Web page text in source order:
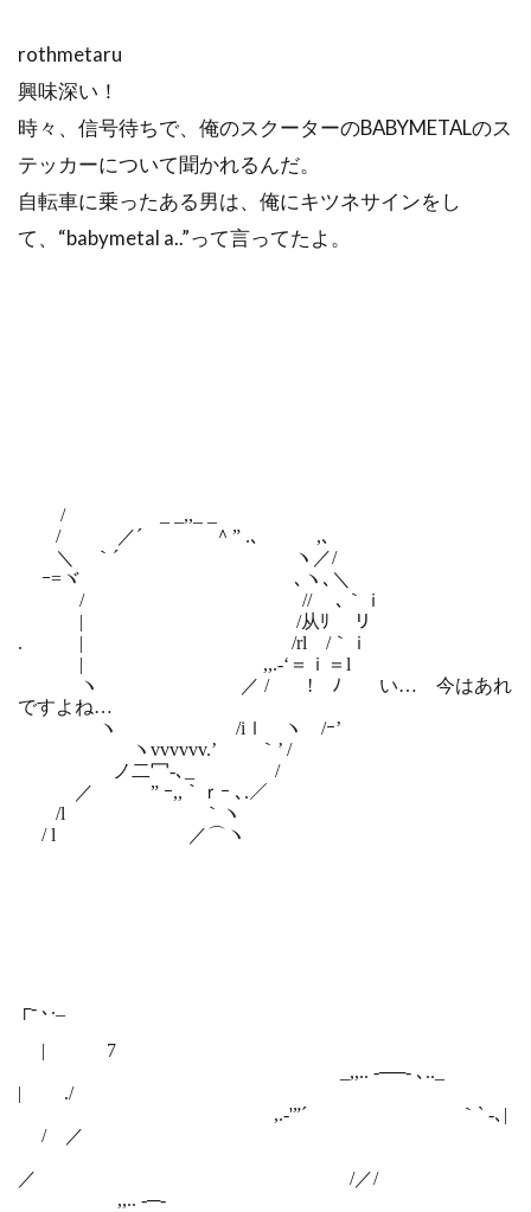
rothmetaru
興味深い！
時々、信号待ちで、俺のスクーターのBABYMETALのス
テッカーについて聞かれるんだ。
自転車に乗ったある男は、俺にキツネサインをし
て、“babymetal a..”って言ってたよ。
/ゝ _ _,,_ _
/ ゝ ／´ ＾” .､ ,､
＼ ｀´ ヽ／/
ｰ=ヾ ､ヽ､＼
/ // ゝ､｀ｉ
| /从ﾘ リ
. | /rl /｀ｉ
| ,,.-‘＝ｉ＝l
ヽ ／ / ! ﾉ い… 今はあれ
ですよね…
ヽ /iｌゝヽ /ｰ’
ヽvvvvvv.’ ｀’ /
ノ二冖-､_ /
／ ” ｰ,,｀ｒｰ ､.／
/l ｀ヽ
/ l ／⌒ヽ
┌- ､._
| 7
_,,.. -──- ､.._
| ./
,.‐'”´ ｀` ‐､|
/ ／
／ /／/
,,.. -─-